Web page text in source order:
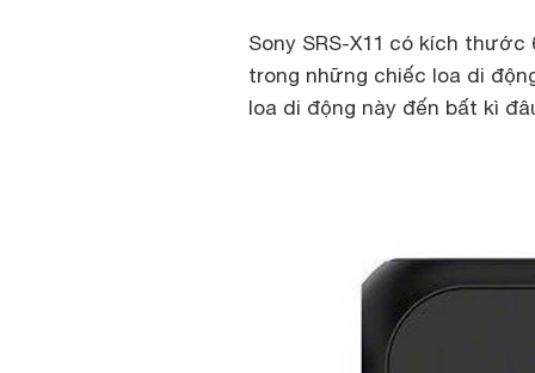
Sony SRS-X11 có kích thước
trong những chiếc loa di
loa di động này đến bất kì